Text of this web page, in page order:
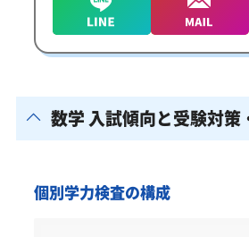
数学 入試傾向と受験対策
個別学力検査の構成